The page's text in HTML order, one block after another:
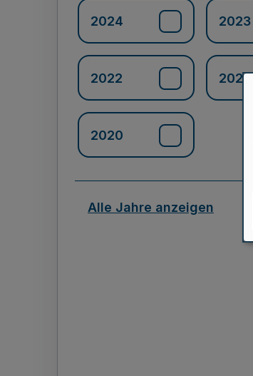
2024 2023
2022 2021
2020
Alle Jahre anzeigen